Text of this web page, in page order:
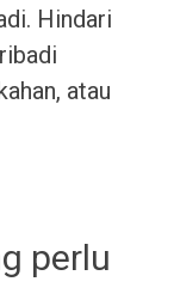
Hindari
atau
perlu